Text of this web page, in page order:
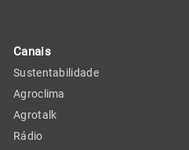
Canais
Sustentabilidade
Agroclima
Agrotalk
Rádio